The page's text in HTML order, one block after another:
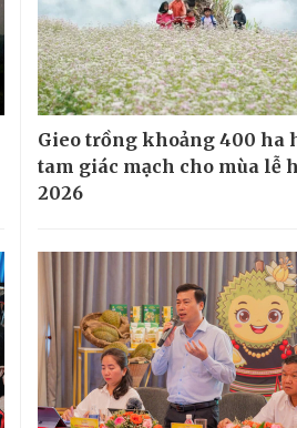
Gieo trồng khoảng 400 ha
tam giác mạch cho mùa lễ
2026